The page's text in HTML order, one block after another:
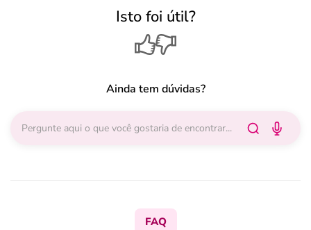
Isto foi útil?
Ainda tem dúvidas?
FAQ